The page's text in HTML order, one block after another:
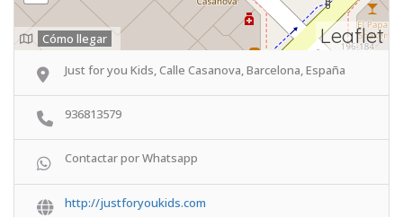
Leaflet
Cómo llegar
Just for you Kids, Calle Casanova, Barcelona, España
936813579
Contactar por Whatsapp
http://justforyoukids.com